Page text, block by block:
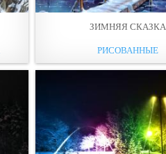
ЗИМНЯЯ СКАЗКА
РИСОВАННЫЕ